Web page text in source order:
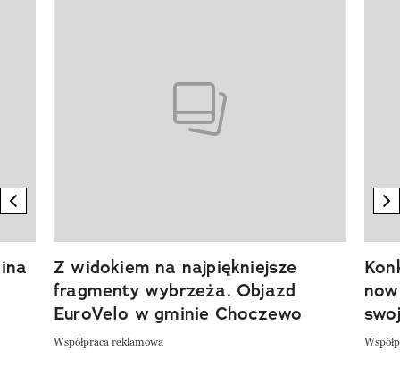
previous element
Z widokiem na najpiękniejsze
fragmenty wybrzeża. Objazd
EuroVelo w gminie Choczewo
Współpraca reklamowa